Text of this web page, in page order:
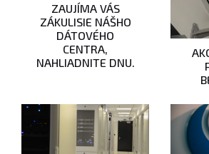
ZAUJÍMA VÁS
ZÁKULISIE NÁŠHO
DÁTOVÉHO
CENTRA,
NAHLIADNITE DNU.